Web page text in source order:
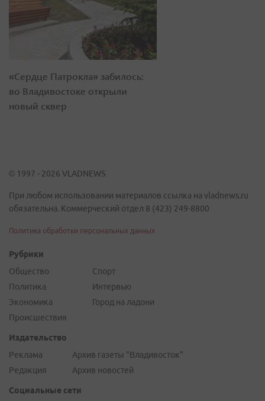
«Сердце Патрокла» забилось:
во Владивостоке открыли
новый сквер
© 1997 - 2026 VLADNEWS
При любом использовании материалов ссылка на vladnews.ru
обязательна. Коммерческий отдел 8 (423) 249-8800
Политика обработки персональных данных
Рубрики
Общество
Политика
Экономика
Происшествия
Спорт
Интервью
Город на ладони
Издательство
Реклама
Редакция
Архив газеты "Владивосток"
Архив новостей
Социальные сети